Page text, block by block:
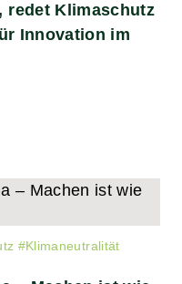
redet Klimaschutz
Innovation im
#Klimaneutralität